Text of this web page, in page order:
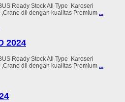
Ready Stock All Type Karoseri
dll dengan kualitas Premium ...
2024
Ready Stock All Type Karoseri
,Crane dll dengan kualitas Premium ...